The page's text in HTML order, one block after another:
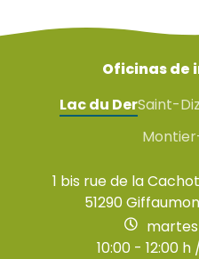
Oficinas de
Lac du DerSaint-
1 bis rue de la
51290
10:00 - 12:00 h